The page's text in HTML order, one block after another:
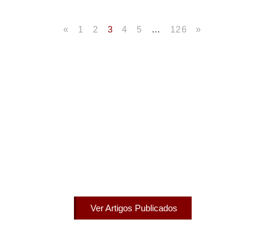
« 1 2 3 4 5 … 126 »
Ver Artigos Publicados